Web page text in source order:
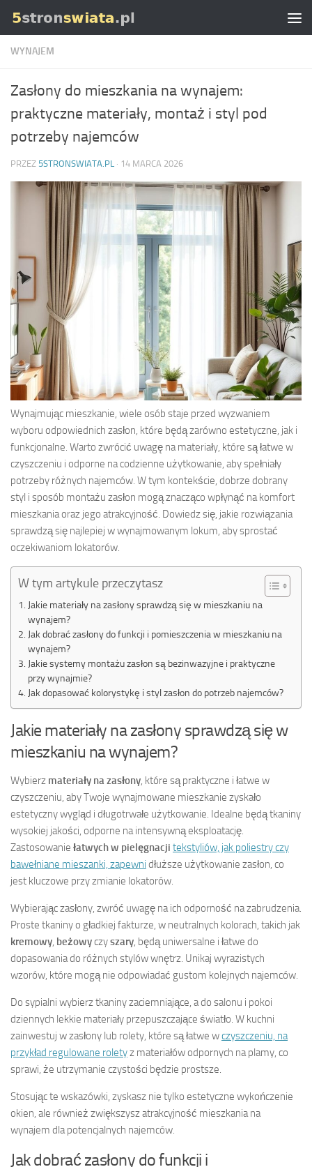
Skip to content
WYNAJEM
Zasłony do mieszkania na wynajem:
praktyczne materiały, montaż i styl pod
potrzeby najemców
PRZEZ 5STRONSWIATA.PL · 14 MARCA 2026
Wynajmując mieszkanie, wiele osób staje przed wyzwaniem
wyboru odpowiednich zasłon, które będą zarówno estetyczne, jak i
funkcjonalne. Warto zwrócić uwagę na materiały, które są łatwe w
czyszczeniu i odporne na codzienne użytkowanie, aby spełniały
potrzeby różnych najemców. W tym kontekście, dobrze dobrany
styl i sposób montażu zasłon mogą znacząco wpłynąć na komfort
mieszkania oraz jego atrakcyjność. Dowiedz się, jakie rozwiązania
sprawdzą się najlepiej w wynajmowanym lokum, aby sprostać
oczekiwaniom lokatorów.
W tym artykule przeczytasz
Jakie materiały na zasłony sprawdzą się w mieszkaniu na
wynajem?
Jak dobrać zasłony do funkcji i pomieszczenia w mieszkaniu na
wynajem?
Jakie systemy montażu zasłon są bezinwazyjne i praktyczne
przy wynajmie?
Jak dopasować kolorystykę i styl zasłon do potrzeb najemców?
Jakie materiały na zasłony sprawdzą się w
mieszkaniu na wynajem?
Wybierz materiały na zasłony , które są praktyczne i łatwe w
czyszczeniu, aby Twoje wynajmowane mieszkanie zyskało
estetyczny wygląd i długotrwałe użytkowanie. Idealne będą tkaniny
wysokiej jakości, odporne na intensywną eksploatację.
Zastosowanie łatwych w pielęgnacji tekstyliów, jak poliestry czy
bawełniane mieszanki, zapewni dłuższe użytkowanie zasłon, co
jest kluczowe przy zmianie lokatorów.
Wybierając zasłony, zwróć uwagę na ich odporność na zabrudzenia.
Proste tkaniny o gładkiej fakturze, w neutralnych kolorach, takich jak
kremowy beżowyczyszary , będą uniwersalne i łatwe do
dopasowania do różnych stylów wnętrz. Unikaj wyrazistych
wzorów, które mogą nie odpowiadać gustom kolejnych najemców.
Do sypialni wybierz tkaniny zaciemniające, a do salonu i pokoi
dziennych lekkie materiały przepuszczające światło. W kuchni
zainwestuj w zasłony lub rolety, które są łatwe wczyszczeniu, na
przykład regulowane roletyz materiałów odpornych na plamy, co
sprawi, że utrzymanie czystości będzie prostsze.
Stosując te wskazówki, zyskasz nie tylko estetyczne wykończenie
okien, ale również zwiększysz atrakcyjność mieszkania na
wynajem dla potencjalnych najemców.
Jak dobrać zasłony do funkcji i